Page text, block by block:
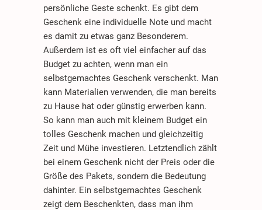
persönliche Geste schenkt. Es gibt dem
Geschenk eine individuelle Note und macht
es damit zu etwas ganz Besonderem.
Außerdem ist es oft viel einfacher auf das
Budget zu achten, wenn man ein
selbstgemachtes Geschenk verschenkt. Man
kann Materialien verwenden, die man bereits
zu Hause hat oder günstig erwerben kann.
So kann man auch mit kleinem Budget ein
tolles Geschenk machen und gleichzeitig
Zeit und Mühe investieren. Letztendlich zählt
bei einem Geschenk nicht der Preis oder die
Größe des Pakets, sondern die Bedeutung
dahinter. Ein selbstgemachtes Geschenk
zeigt dem Beschenkten, dass man ihm